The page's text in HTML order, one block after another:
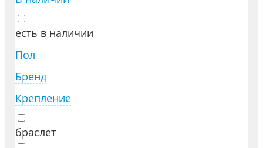
есть в наличии
Пол
Бренд
Крепление
браслет